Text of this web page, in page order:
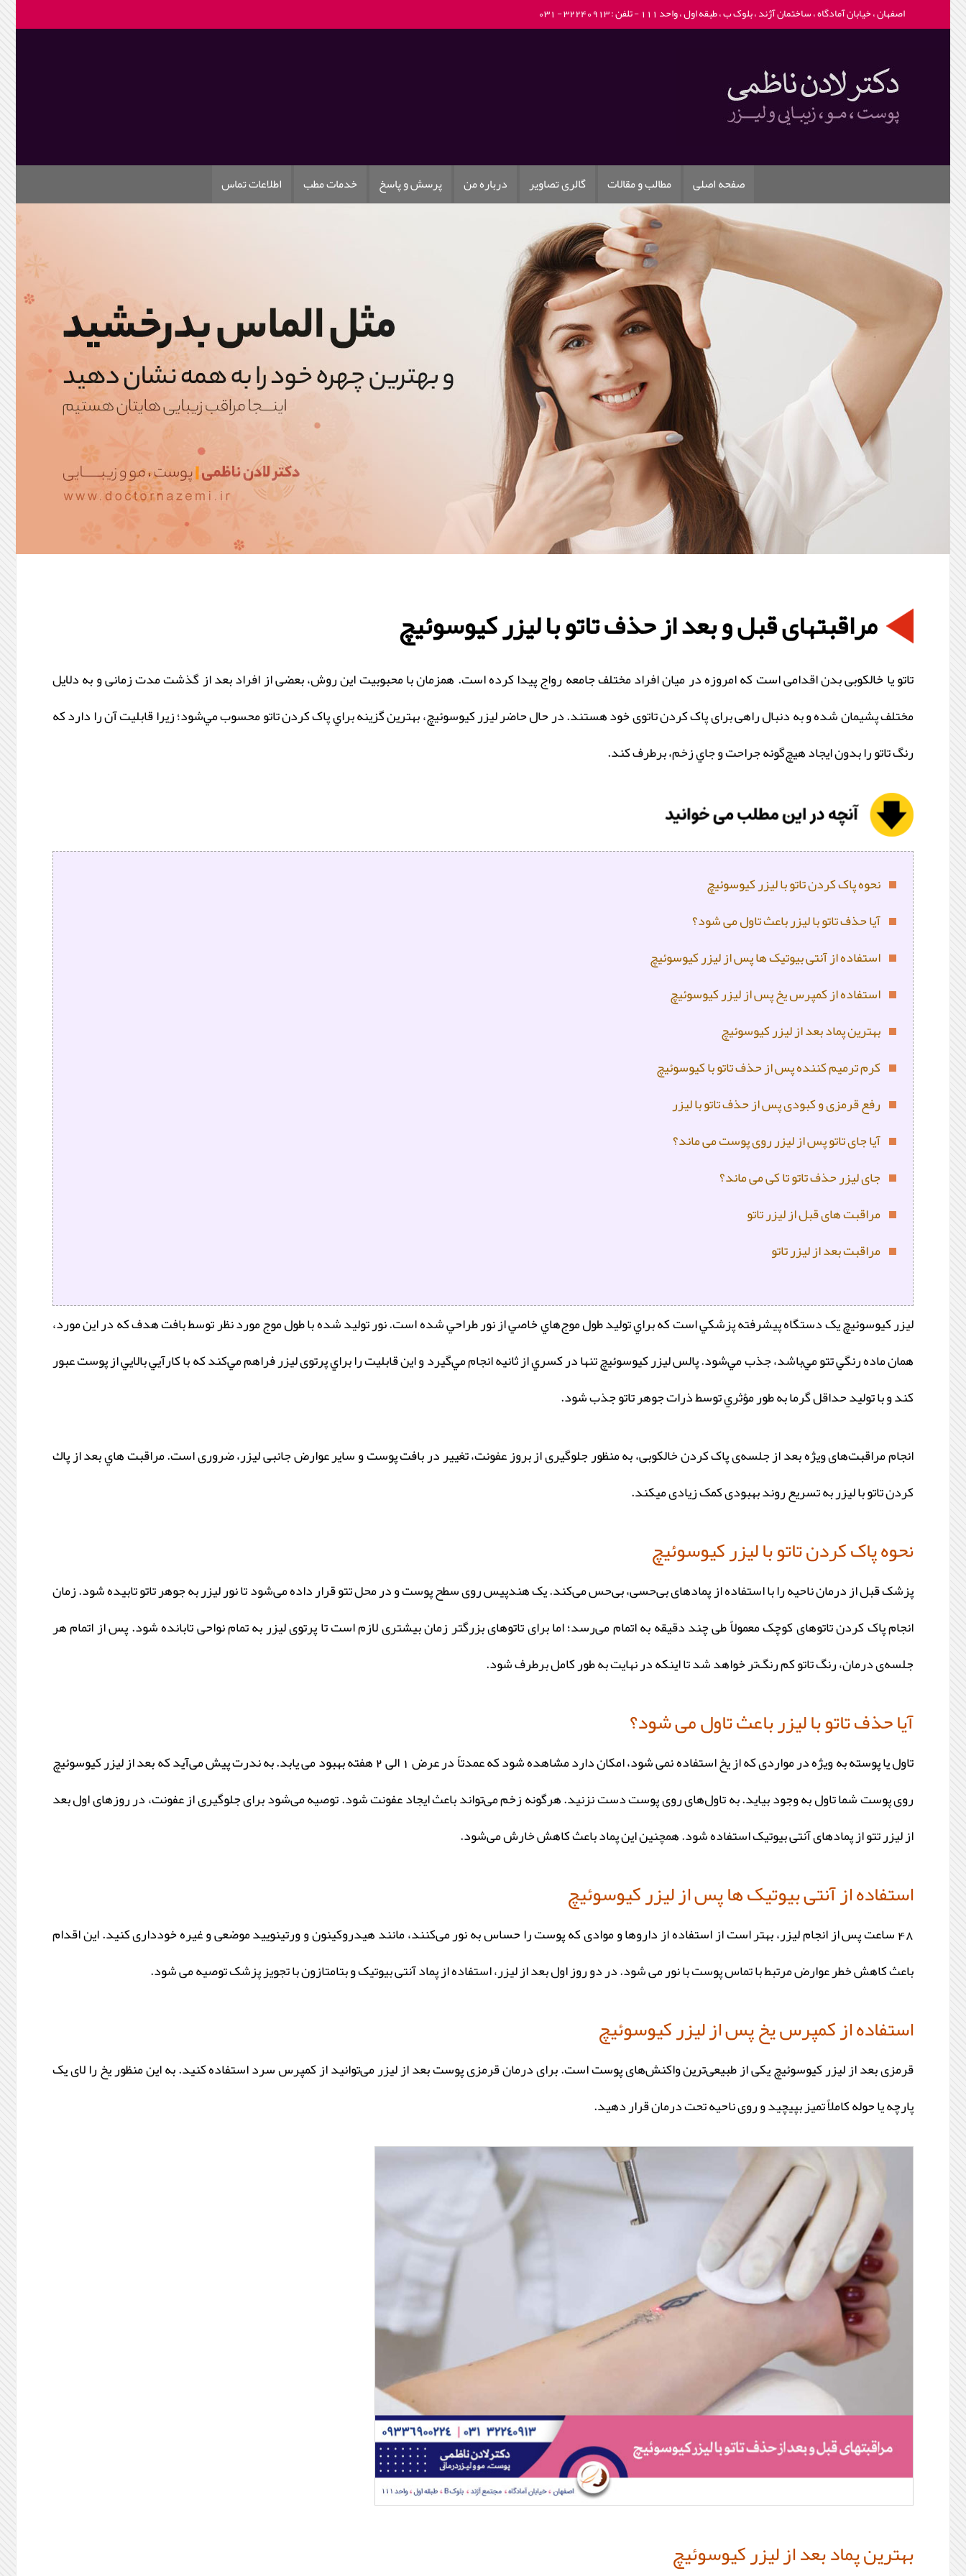
اصفهان ، خیابان آمادگاه ، ساختمان آژند ، بلوک ب ، طبقه اول ، واحد 111 - تلفن : 32240913 - 031
صفحه اصلی مطالب و مقالات گالری تصاویر درباره من پرسش و پاسخ خدمات مطب اطلاعات تماس
مراقبتهای قبل و بعد از حذف تاتو با لیزر کیوسوئیچ
تاتو یا خالکوبی بدن اقدامی است که امروزه در میان افراد مختلف جامعه رواج پیدا کرده است. همزمان با محبوبیت این روش، بعضی از افراد بعد از گذشت مدت زمانی و به دلایل
مختلف پشیمان شده و به دنبال راهی برای پاک کردن تاتوی خود هستند. در حال حاضر ليزر کیوسوئیچ، بهترين گزينه براي پاک کردن تاتو محسوب مي‌شود؛ زيرا قابليت آن را دارد که
رنگ تاتو را بدون ايجاد هيچ‌گونه جراحت و جاي زخم، برطرف کند.
نحوه‌ پاک کردن تاتو با لیزر کیوسوئیچ
آیا حذف تاتو با لیزر باعث تاول می شود؟
استفاده از آنتی بیوتیک ها پس از لیزر کیوسوئیچ
استفاده از کمپرس یخ پس از لیزر کیوسوئیچ
بهترین پماد بعد از لیزر کیوسوئیچ
کرم ترمیم کننده پس از حذف تاتو با کیوسوئیچ
رفع قرمزی و کبودی پس از حذف تاتو با لیزر
آیا جای تاتو پس از لیزر روی پوست می ماند؟
جای لیزر حذف تاتو تا کی می ماند؟
مراقبت های قبل از لیزر تاتو
مراقبت بعد از لیزر تاتو
ليزر کيوسوئیچ يک دستگاه پيشرفته پزشکي است که براي توليد طول موج‌هاي خاصي از نور طراحي شده است. نور توليد شده با طول موج مورد نظر توسط بافت هدف که در اين مورد،
همان ماده رنگي تتو مي‌باشد، جذب مي‌شود. پالس ليزر کيوسوئيچ تنها در کسري از ثانيه انجام مي‌گيرد و اين قابليت را براي پرتوی ليزر فراهم مي‌کند که با کارآيي بالايي از پوست عبور
کند و با توليد حداقل گرما به طور مؤثري توسط ذرات جوهر تاتو جذب شود.
انجام مراقبت‌های ویژه بعد از جلسه‌ی پاک کردن خالکوبی، به منظور جلوگیری از بروز عفونت، تغییر در بافت پوست و سایر عوارض جانبی لیزر، ضروری است. مراقبت هاي بعد از پاك
كردن تاتو با ليزر به تسریع روند بهبودی کمک زیادی میکند.
نحوه‌ پاک کردن تاتو با لیزر کیوسوئیچ
پزشک قبل از درمان ناحیه را با استفاده از پمادهای بی‌حسی، بی‌حس می‌کند. یک هندپیس روی سطح پوست و در محل تتو قرار داده می‌شود تا نور لیزر به جوهر تاتو تابیده شود. زمان
انجام پاک کردن تاتوهای کوچک معمولاً طی چند دقیقه به اتمام می‌رسد؛ اما برای تاتوهای بزرگتر زمان بیشتری لازم است تا پرتوی لیزر به تمام نواحی تابانده شود. پس از اتمام هر
جلسه‌ی درمان، رنگ تاتو کم رنگ‌تر خواهد شد تا اینکه در نهایت به طور کامل برطرف شود.
آیا حذف تاتو با لیزر باعث تاول می شود؟
تاول یا پوسته به ویژه در مواردی که از یخ استفاده نمی شود، امکان دارد مشاهده شود که عمدتاً در عرض 1 الی 2 هفته بهبود می یابد. به ‌ندرت پیش می‌آید که بعد از لیزر کیوسوئیچ
روی پوست شما تاول به وجود بیاید. به تاول‌های روی پوست دست نزنید. هرگونه زخم می‌تواند باعث ایجاد عفونت شود. توصیه می‌شود برای جلوگیری از عفونت، در روزهای اول بعد
از لیزر تتو از پمادهای آنتی بیوتیک استفاده شود. همچنین این پماد باعث کاهش خارش می‌شود.
استفاده از آنتی بیوتیک ها پس از لیزر کیوسوئیچ
48 ساعت پس از انجام لیزر، بهتر است از استفاده از داروها و موادی که پوست را حساس به نور می‌کنند، مانند هیدروکینون و ورتینویید موضعی و غیره خودداری کنید. این اقدام
باعث کاهش خطر عوارض مرتبط با تماس پوست با نور می شود. در دو روز اول بعد از لیزر، استفاده از پماد آنتی بیوتیک و بتامتازون با تجویز پزشک توصیه می شود.
استفاده از کمپرس یخ پس از لیزر کیوسوئیچ
قرمزی بعد از لیزر کیوسوئیچ یکی از طبیعی‌ترین واکنش‌های پوست است. برای درمان قرمزی پوست بعد از لیزر می‌توانید از کمپرس سرد استفاده کنید. به این منظور یخ را لای یک
پارچه یا حوله کاملاً تمیز بپیچید و روی ناحیه تحت ‌درمان قرار دهید.
بهترین پماد بعد از لیزر کیوسوئیچ